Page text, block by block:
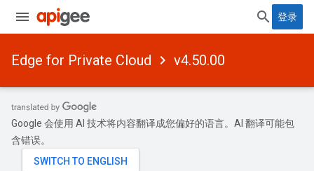
登录
Edge for Private Cloud v4.50.00
Google 会使用 AI 技术将内容翻译成您偏好的语言。AI 翻译可能包
含错误。